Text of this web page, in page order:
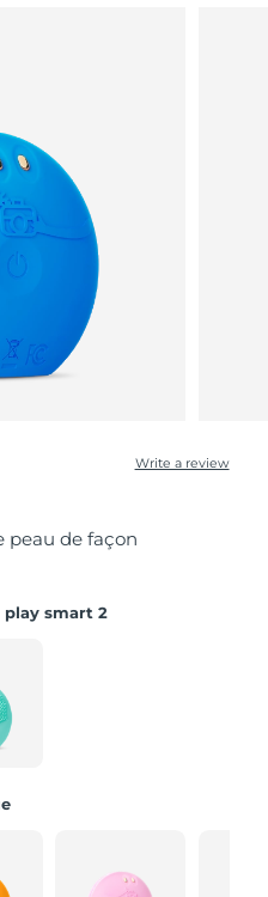
Write a review
peau de façon
play smart 2